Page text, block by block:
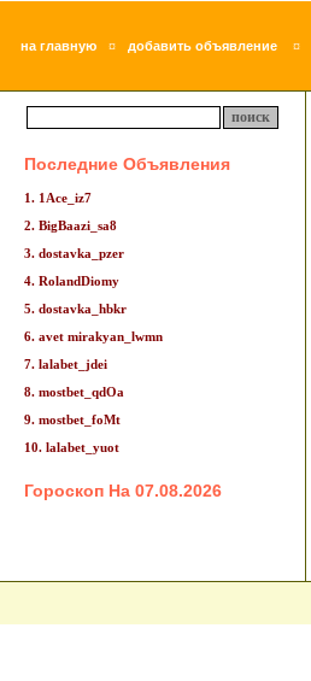
на главную ¤ добавить объявление ¤
Последние Объявления
1. 1Ace_iz7
2. BigBaazi_sa8
3. dostavka_pzer
4. RolandDiomy
5. dostavka_hbkr
6. avet mirakyan_lwmn
7. lalabet_jdei
8. mostbet_qdOa
9. mostbet_foMt
10. lalabet_yuot
Гороскоп На 07.08.2026